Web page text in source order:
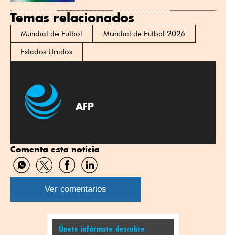
Temas relacionados
Mundial de Futbol
Mundial de Futbol 2026
Estados Unidos
AFP
Comenta esta noticia
Compartir
por
WhatsApp
Compartir
por
Twitter
Compartir
por
Facebook
Compartir
por
Linkedin
Ver comentarios
Únete infórmate descubre